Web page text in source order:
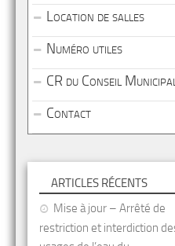
Location de salles
Numéro utiles
CR du Conseil
Contact
ARTICLES RÉCENTS
Mise à jour – Arrêté de
restriction et interdiction